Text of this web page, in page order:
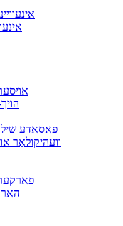
פאַסאַדע
וועהיקולאַר